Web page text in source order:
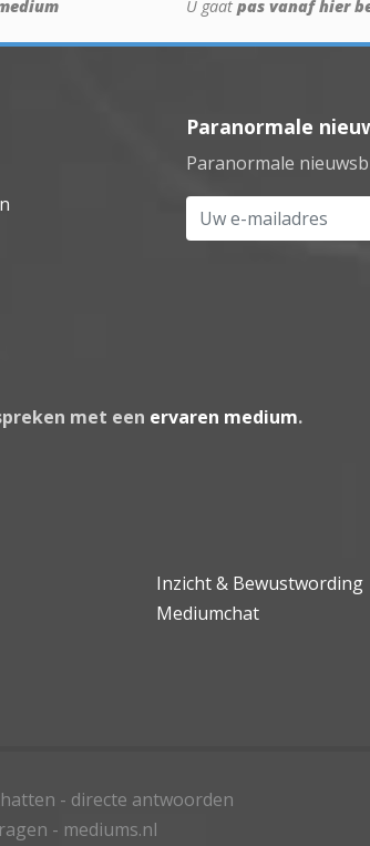
U gaat pas vanaf hier
Paranormale
Paranormale
Uw e-mailadres
met een ervaren medium.
Inzicht & Bewustwording
Mediumchat
- directe antwoorden
- mediums.nl